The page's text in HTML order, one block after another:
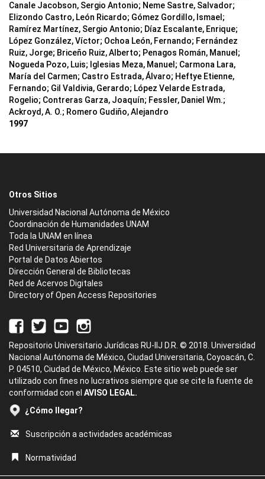
Canale Jacobson, Sergio Antonio; Neme Sastre, Salvador;
Elizondo Castro, León Ricardo; Gómez Gordillo, Ismael;
Ramírez Martínez, Sergio Antonio; Díaz Escalante, Enrique;
López González, Víctor; Ochoa León, Fernando; Fernández
Ruiz, Jorge; Briceño Ruiz, Alberto; Penagos Román, Manuel;
Nogueda Pozo, Luis; Iglesias Meza, Manuel; Carmona Lara,
María del Carmen; Castro Estrada, Álvaro; Heftye Etienne,
Fernando; Gil Valdivia, Gerardo; López Velarde Estrada,
Rogelio; Contreras Garza, Joaquín; Fessler, Daniel Wm.;
Ackroyd, A. O.; Romero Gudiño, Alejandro
1997
Otros Sitios
Universidad Nacional Autónoma de México
Coordinación de Humanidades UNAM
Toda la UNAM en línea
Red Universitaria de Aprendizaje
Portal de Datos Abiertos
Dirección General de Bibliotecas
Red de Acervos Digitales
Directory of Open Access Repositories
Repositorio Universitario Jurídicas RU-IIJ D.R. © 2018. Universidad
Nacional Autónoma de México, Ciudad Universitaria, Coyoacán, C.
P. 04510, Ciudad de México, México. Este sitio web puede ser
utilizado con fines no lucrativos siempre que se cite la fuente de
conformidad con el AVISO LEGAL.
¿Cómo llegar?
Suscripción a actividades académicas
Normatividad